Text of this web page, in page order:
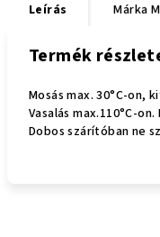
Leírás Márka
Termék
Mosás max. 30°C-on,
Vasalás max.110°C-
Dobos szárítóban ne